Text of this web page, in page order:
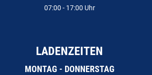
07:00 - 17:00 Uhr
LADENZEITEN
MONTAG - DONNERSTAG